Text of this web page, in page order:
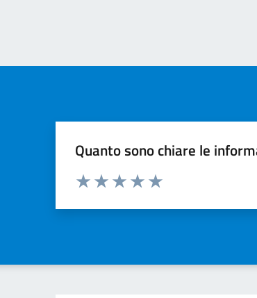
Quanto sono chiare le
Valuta da 1 a 5 stelle la pagina